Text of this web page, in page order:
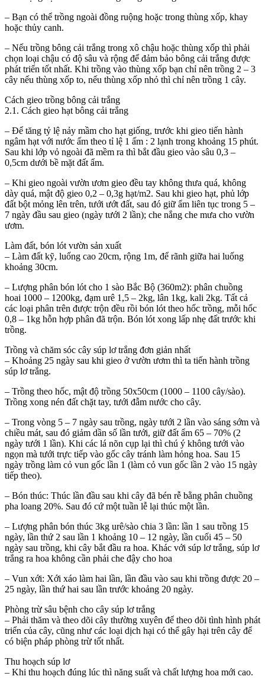
– Bạn có thể trồng ngoài đồng ruộng hoặc trong thùng xốp, khay
hoặc thủy canh.
– Nếu trồng bông cải trắng trong xô chậu hoặc thùng xốp thì phải
chọn loại chậu có độ sâu và rộng để đảm bảo bông cải trắng được
phát triển tốt nhất. Khi trồng vào thùng xốp bạn chỉ nên trồng 2 – 3
cây nếu thùng xốp to, nếu thùng xốp nhỏ thì chỉ nên trồng 1 cây.
Cách gieo trồng bông cải trắng
2.1. Cách gieo hạt bông cải trắng
– Để tăng tỷ lệ nảy mầm cho hạt giống, trước khi gieo tiến hành
ngâm hạt với nước ấm theo tỉ lệ 1 ấm : 2 lạnh trong khoảng 15 phút.
Sau khi lớp vỏ ngoài đã mềm ra thì bắt đầu gieo vào sâu 0,3 –
0,5cm dưới bề mặt đất ẩm.
– Khi gieo ngoài vườn ươm gieo đều tay không thưa quá, không
dày quá, mật độ gieo 0,2 – 0,3g hạt/m2. Sau khi gieo hạt, phủ lớp
đất bột mỏng lên trên, tưới ướt đất, sau đó giữ ẩm liên tục trong 5 –
7 ngày đầu sau gieo (ngày tưới 2 lần); che nắng che mưa cho vườn
ươm.
Làm đất, bón lót vườn sản xuất
– Làm đất kỹ, luống cao 20cm, rộng 1m, để rãnh giữa hai luống
khoảng 30cm.
– Lượng phân bón lót cho 1 sào Bắc Bộ (360m2): phân chuồng
hoai 1000 – 1200kg, đạm urê 1,5 – 2kg, lân 1kg, kali 2kg. Tất cả
các loại phân trên được trộn đều rồi bón lót theo hốc trồng, mỗi hốc
0,8 – 1kg hỗn hợp phân đã trộn. Bón lót xong lấp nhẹ đất trước khi
trồng.
Trồng và chăm sóc cây súp lơ trắng đơn giản nhất
– Khoảng 25 ngày sau khi gieo ở vườn ươm thì ta tiến hành trồng
súp lơ trắng.
– Trồng theo hốc, mật độ trồng 50x50cm (1000 – 1100 cây/sào).
Trồng xong nén đất chặt tay, tưới đẫm nước cho cây.
– Trong vòng 5 – 7 ngày sau trồng, ngày tưới 2 lần vào sáng sớm và
chiều mát, sau đó giảm dần số lần tưới, giữ đất ẩm 65 – 70% (2
ngày tưới 1 lần). Khi các lá nõn cụp lại thì chú ý không tưới vào
ngọn mà tưới trực tiếp vào gốc cây tránh làm hỏng hoa. Sau 15
ngày trồng làm cỏ vun gốc lần 1 (làm cỏ vun gốc lần 2 vào 15 ngày
tiếp theo).
– Bón thúc: Thúc lần đầu sau khi cây đã bén rễ bằng phân chuồng
pha loang 20%. Sau đó cứ một tuần lễ lại thúc một lần.
– Lượng phân bón thúc 3kg urê/sào chia 3 lần: lần 1 sau trồng 15
ngày, lần thứ 2 sau lần 1 khoảng 10 – 12 ngày, lần cuối 45 – 50
ngày sau trồng, khi cây bắt đầu ra hoa. Khác với súp lơ trắng, súp lơ
trắng ra hoa không cần phải che đậy cho hoa
– Vun xới: Xới xáo làm hai lần, lần đầu vào sau khi trồng được 20 –
25 ngày, lần thứ hai sau lần trước khoảng 20 ngày.
Phòng trừ sâu bệnh cho cây súp lơ trắng
– Phải thăm và theo dõi cây thường xuyên để theo dõi tình hình phát
triển của cây, cũng như các loại dịch hại có thể gây hại trên cây để
có biện pháp phòng trừ tốt nhất.
Thu hoạch súp lơ
– Khi thu hoạch đúng lúc thì năng suất và chất lượng hoa mới cao.